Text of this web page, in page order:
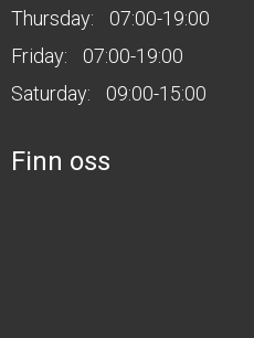
Thursday:
07:00-19:00
Friday:
07:00-19:00
Saturday:
09:00-15:00
Finn oss